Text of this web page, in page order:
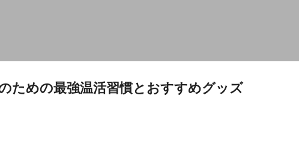
ための最強温活習慣とおすすめグッズ